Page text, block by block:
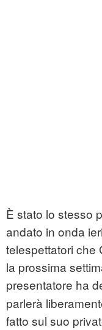
È stato lo stesso
andato in onda
telespettatori che
la prossima
presentatore ha
parlerà
fatto sul suo